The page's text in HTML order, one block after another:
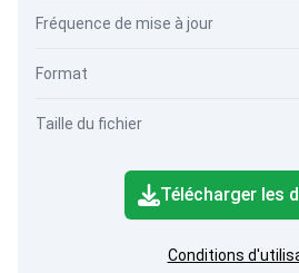
Fréquence de mise à jour
Format
Taille du fichier
Télécharger les
Conditions